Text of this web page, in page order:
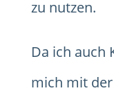
zu nutzen.
Da ich auch
mich mit